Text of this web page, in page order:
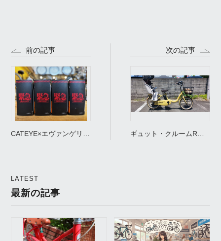
前の記事
CATEYE×エヴァンゲリオ
次の記事
ギュット・クルームR・
LATEST
最新の記事